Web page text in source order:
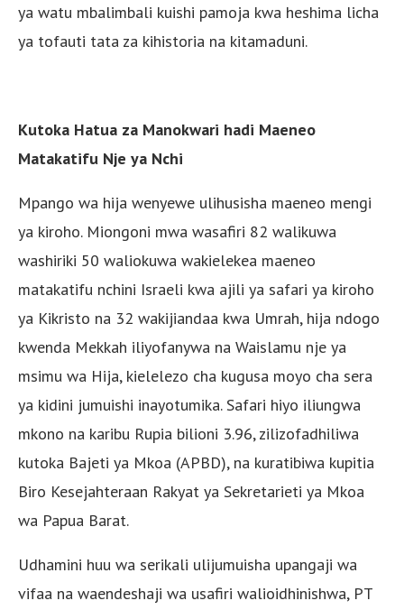
ya watu mbalimbali kuishi pamoja kwa heshima licha
ya tofauti tata za kihistoria na kitamaduni.
Kutoka Hatua za Manokwari hadi Maeneo
Matakatifu Nje ya Nchi
Mpango wa hija wenyewe ulihusisha maeneo mengi
ya kiroho. Miongoni mwa wasafiri 82 walikuwa
washiriki 50 waliokuwa wakielekea maeneo
matakatifu nchini Israeli kwa ajili ya safari ya kiroho
ya Kikristo na 32 wakijiandaa kwa Umrah, hija ndogo
kwenda Mekkah iliyofanywa na Waislamu nje ya
msimu wa Hija, kielelezo cha kugusa moyo cha sera
ya kidini jumuishi inayotumika. Safari hiyo iliungwa
mkono na karibu Rupia bilioni 3.96, zilizofadhiliwa
kutoka Bajeti ya Mkoa (APBD), na kuratibiwa kupitia
Biro Kesejahteraan Rakyat ya Sekretarieti ya Mkoa
wa Papua Barat.
Udhamini huu wa serikali ulijumuisha upangaji wa
vifaa na waendeshaji wa usafiri walioidhinishwa, PT